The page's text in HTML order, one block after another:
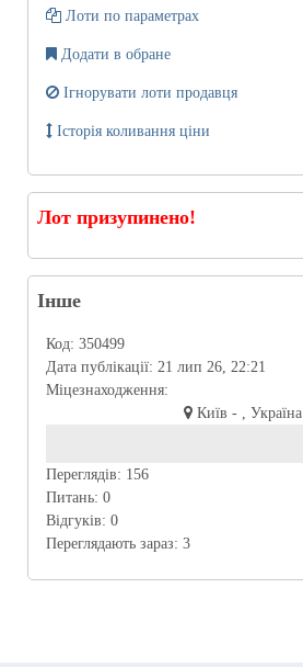
Лоти по параметрах
Додати в обране
Ігнорувати лоти продавця
Історія коливання ціни
Лот призупинено!
Інше
Код: 350499
Дата публікації: 21 лип 26, 22:21
Міцезнаходження:
Київ - , Україна
Переглядів: 156
Питань: 0
Відгуків: 0
Переглядають зараз: 3